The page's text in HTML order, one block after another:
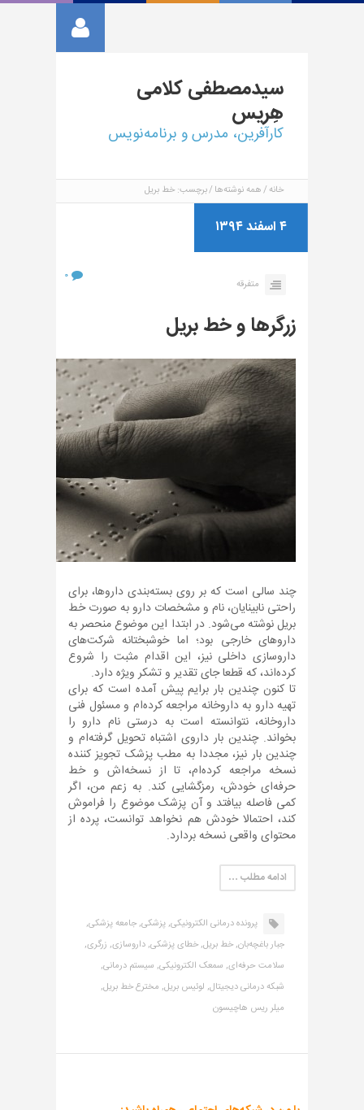
سیدمصطفیکلامی
هِریس
کارآفرین، مدرس و برنامه‌نویس
خانه همه نوشته‌ها برچسب: خط بریل
۴ اسفند ۱۳۹۴
متفرقه
۰
زرگرها و خط بریل
چند سالی است که بر روی بسته‌بندی داروها، برای
راحتی نابینایان، نام و مشخصات دارو به صورت خط
بریل نوشته می‌شود. در ابتدا این موضوع منحصر به
داروهای خارجی بود؛ اما خوشبختانه شرکت‌های
داروسازی داخلی نیز، این اقدام مثبت را شروع
کرده‌اند، که قطعا جای تقدیر و تشکر ویژه دارد.
تا کنون چندین بار برایم پیش آمده است که برای
تهیه دارو به داروخانه مراجعه کرده‌ام و مسئول فنی
داروخانه، نتوانسته است به درستی نام دارو را
بخواند. چندین بار داروی اشتباه تحویل گرفته‌ام و
چندین بار نیز، مجددا به مطب پزشک تجویز کننده
نسخه مراجعه کرده‌ام، تا از نسخه‌اش و خط
حرفه‌ای خودش، رمزگشایی کند. به زعم من، اگر
کمی فاصله بیافتد و آن پزشک موضوع را فراموش
کند، احتمالا خودش هم نخواهد توانست، پرده از
محتوای واقعی نسخه بردارد.
ادامه مطلب …
پرونده درمانی الکترونیکی,پزشکی,جامعه پزشکی,
جبار باغچه‌بان,خط بریل,خطای پزشکی,داروسازی, زرگری,
سلامت حرفه‌ای, سمعک الکترونیکی, سیستم درمانی,
شبکه درمانی دیجیتال, لوئیس بریل, مخترع خط بریل,
میلر ریس هاچیسون